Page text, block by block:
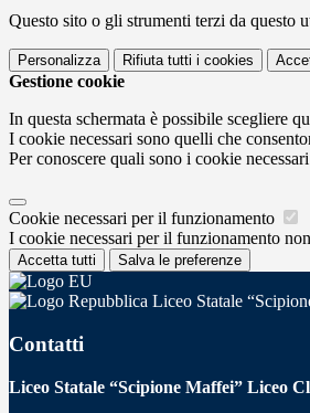
Questo sito o gli strumenti terzi da questo
Personalizza Rifiuta tutti i cookies
Gestione cookie
In questa schermata è possibile scegliere
I cookie necessari sono quelli che
Per conoscere quali sono i cookie
Cookie necessari per il funzionamento
I cookie necessari per il funzionamento
Accetta tutti Salva le preferenze
Liceo Statale
Contatti
Liceo Statale “Scipione Maffei” Liceo